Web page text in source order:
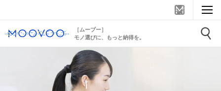
［ムーブー］
モノ選びに、もっと納得を。